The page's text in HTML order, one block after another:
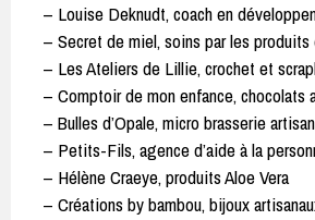
– Louise Deknudt, coach en
– Secret de miel, soins par les produits
– Les Ateliers de Lillie, crochet et
– Comptoir de mon enfance, chocolats
– Bulles d’Opale, micro brasserie
– Petits-Fils, agence d’aide à la
– Hélène Craeye, produits Aloe Vera
– Créations by bambou, bijoux